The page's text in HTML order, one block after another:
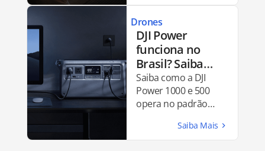
cinematográficos.
Drones
DJI Power
funciona no
Brasil? Saiba
tudo antes de
comprar
Saiba como a DJI
Power 1000 e 500
opera no padrão
compatibilidade de
energia incluindo